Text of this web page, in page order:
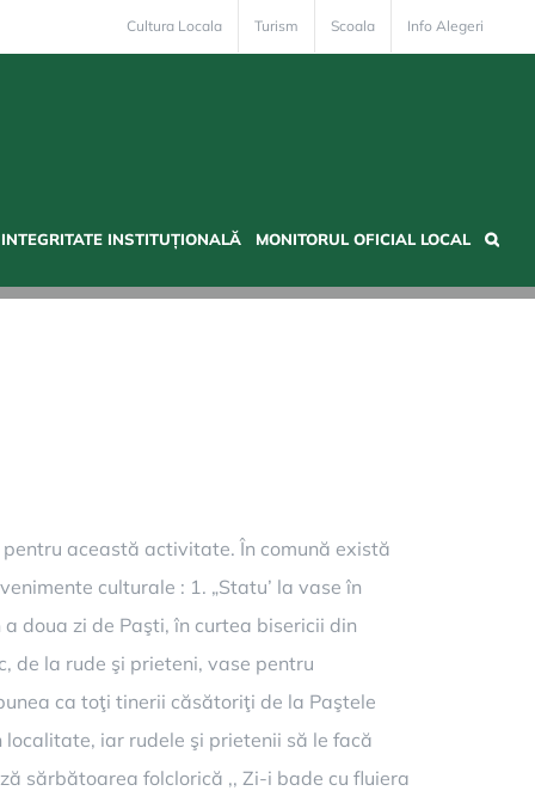
Cultura Locala Turism Scoala Info Alegeri
INTEGRITATE INSTITUȚIONALĂ MONITORUL OFICIAL LOCAL
această activitate. În comună există
culturale : 1. „Statu’ la vase în
doua zi de Paşti, în curtea bisericii din
de la rude şi prieteni, vase pentru
ca toţi tinerii căsătoriţi de la Paştele
iar rudele şi prietenii să le facă
sărbătoarea folclorică ,, Zi-i bade cu fluiera